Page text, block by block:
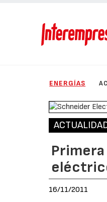
ENERGÍAS
16/11/2011